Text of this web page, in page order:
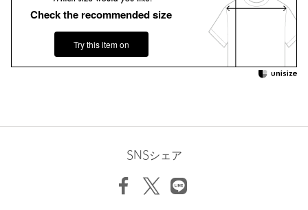
注文キャンセル 対象商品
トップス | Tシャツ / カットソー
FREE
Check the recommended size
Try this item on
SNSシェア